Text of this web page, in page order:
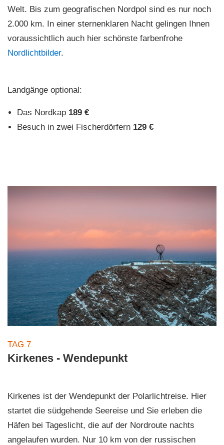
Welt. Bis zum geografischen Nordpol sind es nur noch
2.000 km. In einer sternenklaren Nacht gelingen Ihnen
voraussichtlich auch hier schönste farbenfrohe
Nordlichtbilder.
Landgänge optional:
Das Nordkap 189 €
Besuch in zwei Fischerdörfern 129 €
TAG 7
Kirkenes - Wendepunkt
Kirkenes ist der Wendepunkt der Polarlichtreise. Hier
startet die südgehende Seereise und Sie erleben die
Häfen bei Tageslicht, die auf der Nordroute nachts
angelaufen wurden. Nur 10 km von der russischen